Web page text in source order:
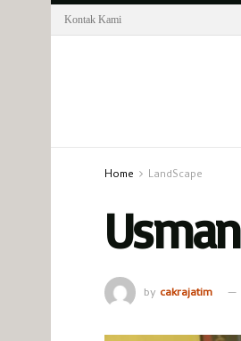
Kontak Kami
Home LandScape
by cakrajatim